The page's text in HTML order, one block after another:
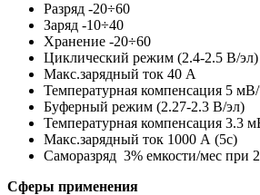
Разряд -20÷60
Заряд -10÷40
Хранение -20÷60
Циклический режим (2.4-2.5 В/эл)
Макс.зарядный ток 40 А
Температурная компенсация 5
Буферный режим (2.27-2.3 В/эл)
Температурная компенсация 3.3
Макс.зарядный ток 1000 А (5с)
Саморазряд 3% емкости/мес при
Cферы применения